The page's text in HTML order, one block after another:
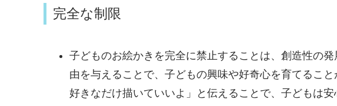
完全な制限
子どものお絵かきを完全に禁止することは、創造性の
由を与えることで、子どもの興味や好奇心を育てるこ
好きなだけ描いていいよ」と伝えることで、子どもは安